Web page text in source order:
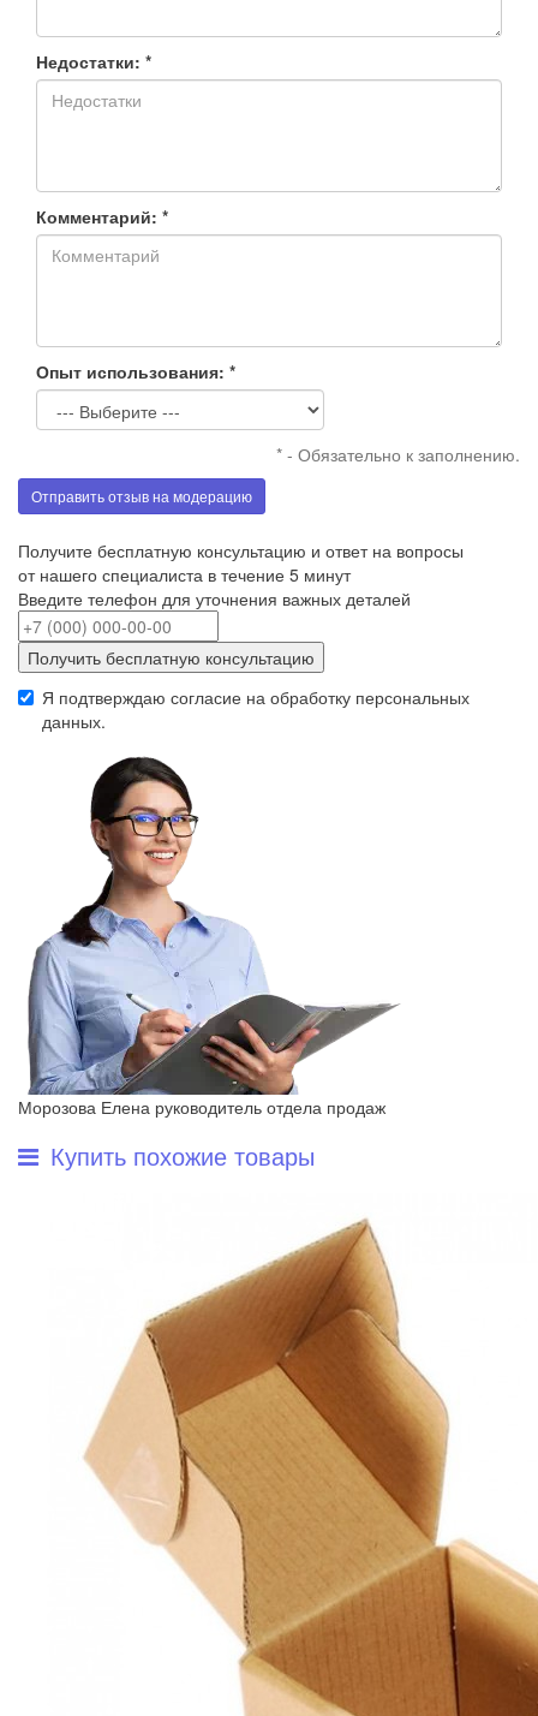
Недостатки: *
Комментарий: *
Опыт использования: *
* - Обязательно к заполнению.
Отправить отзыв на модерацию
Получите бесплатную консультацию и ответ на вопросы
от нашего специалиста в течение 5 минут
Введите телефон для уточнения важных деталей
Получить бесплатную консультацию
Я подтверждаю согласие на обработку персональных
данных.
Морозова Елена руководитель отдела продаж
Купить похожие товары